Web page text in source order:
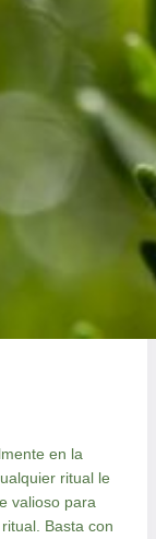
en la
ritual le
valioso para
Basta con